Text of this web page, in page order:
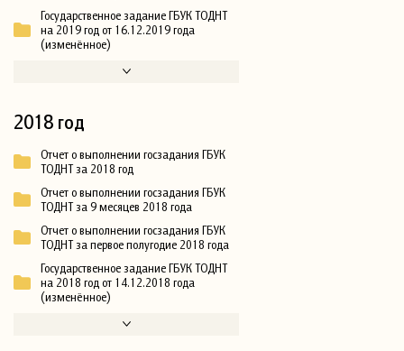
Государственное задание ГБУК ТОДНТ
на 2019 год от 16.12.2019 года
(изменённое)
2018 год
Отчет о выполнении госзадания ГБУК
ТОДНТ за 2018 год
Отчет о выполнении госзадания ГБУК
ТОДНТ за 9 месяцев 2018 года
Отчет о выполнении госзадания ГБУК
ТОДНТ за первое полугодие 2018 года
Государственное задание ГБУК ТОДНТ
на 2018 год от 14.12.2018 года
(изменённое)